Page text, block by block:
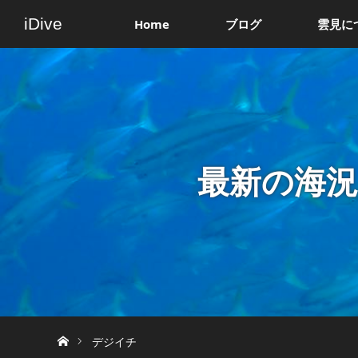
iDive Home ブログ 雲見に
最新の海
デジイチ